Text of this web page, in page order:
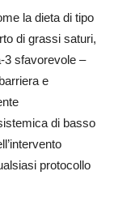
la dieta di tipo
di grassi saturi,
3 sfavorevole –
e
di basso
protocollo